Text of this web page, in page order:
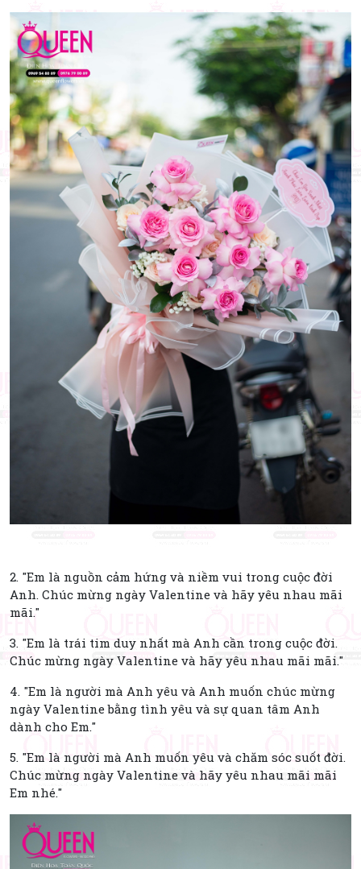
2. "Em là nguồn cảm hứng và niềm vui trong cuộc đời
Anh. Chúc mừng ngày Valentine và hãy yêu nhau mãi
mãi."
3. "Em là trái tim duy nhất mà Anh cần trong cuộc đời.
Chúc mừng ngày Valentine và hãy yêu nhau mãi mãi."
4. "Em là người mà Anh yêu và Anh muốn chúc mừng
ngày Valentine bằng tình yêu và sự quan tâm Anh
dành cho Em."
5. "Em là người mà Anh muốn yêu và chăm sóc suốt đời.
Chúc mừng ngày Valentine và hãy yêu nhau mãi mãi
Em nhé."